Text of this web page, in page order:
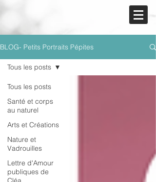
BLOG- Petits Portraits Pépites
Tous les posts
Santé et corps
au naturel
Arts et Créations
Nature et
Vadrouilles
Lettre d'Amour
publiques de
Tous les posts